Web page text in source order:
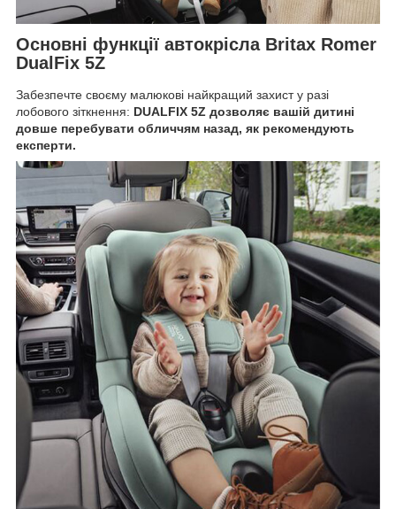
Основні функції автокрісла Britax Romer
DualFix 5Z
Забезпечте своєму малюкові найкращий захист у разі
лобового зіткнення: DUALFIX 5Z дозволяє вашій дитині
довше перебувати обличчям назад, як рекомендують
експерти.